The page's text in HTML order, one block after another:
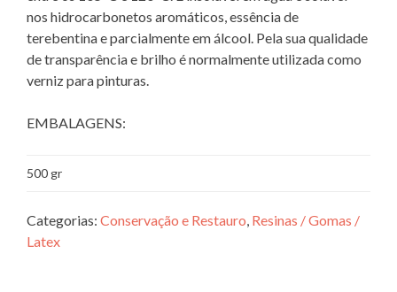
nos hidrocarbonetos aromáticos, essência de
terebentina e parcialmente em álcool. Pela sua qualidade
de transparência e brilho é normalmente utilizada como
verniz para pinturas.
EMBALAGENS:
500 gr
Categorias: Conservação e Restauro, Resinas / Gomas /
Latex